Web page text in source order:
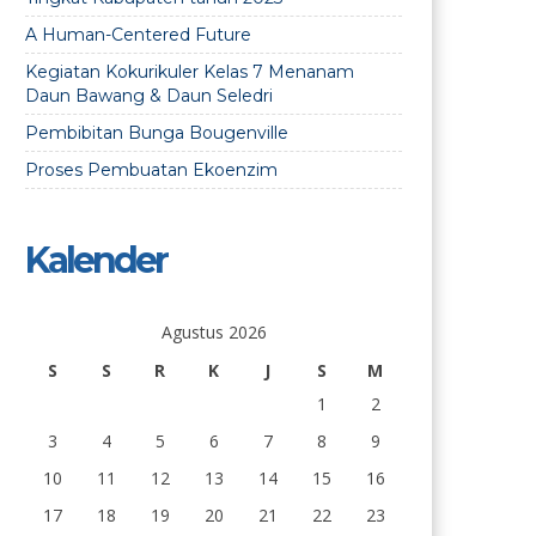
A Human-Centered Future
Kegiatan Kokurikuler Kelas 7 Menanam
Daun Bawang & Daun Seledri
Pembibitan Bunga Bougenville
Proses Pembuatan Ekoenzim
Kalender
Agustus 2026
S
S R K J S
M
1
2
3
4 5 6 7 8
9
10
11 12 13 14 15
16
17
18 19 20 21 22 23